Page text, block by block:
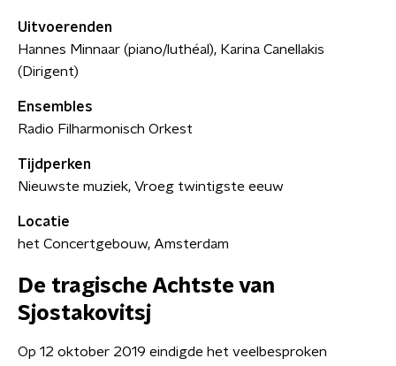
Uitvoerenden
Hannes Minnaar (piano/luthéal), Karina Canellakis
(Dirigent)
Ensembles
Radio Filharmonisch Orkest
Tijdperken
Nieuwste muziek, Vroeg twintigste eeuw
Locatie
het Concertgebouw, Amsterdam
De tragische Achtste van
Sjostakovitsj
Op 12 oktober 2019 eindigde het veelbesproken